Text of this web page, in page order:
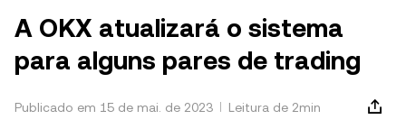
A OKX atualizará o sistema
para alguns pares de trading
Publicado em 15 de mai. de 2023 Leitura de 2min